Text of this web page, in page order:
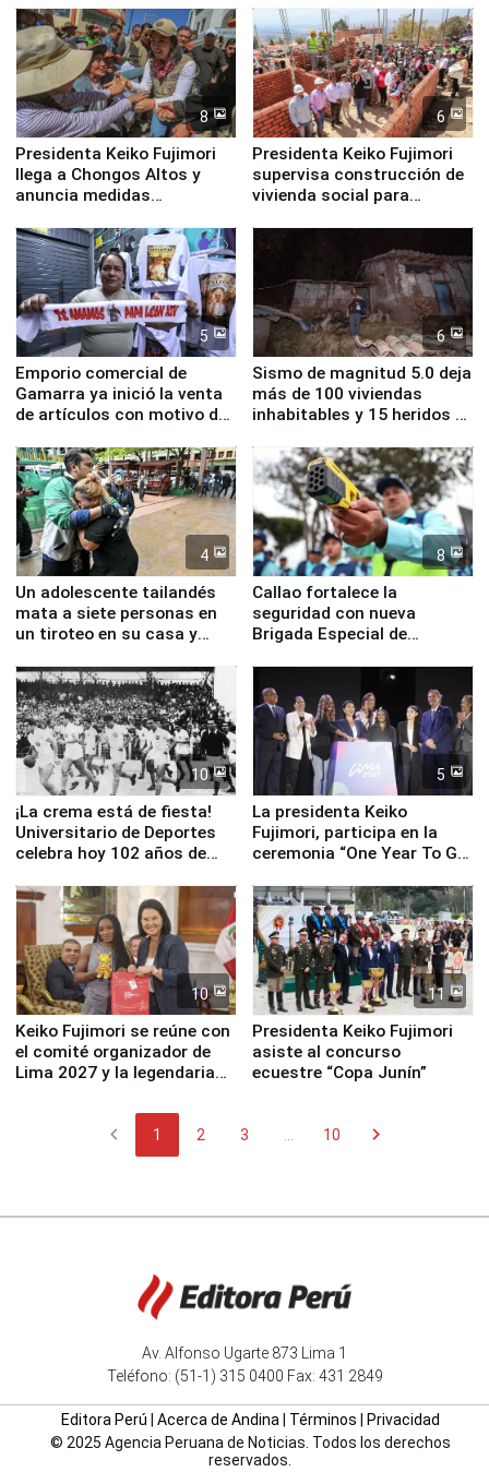
8
Presidenta Keiko Fujimori
llega a Chongos Altos y
anuncia medidas
educación, salud y empleo
6
Presidenta Keiko Fujimori
supervisa construcción de
vivienda social para
5
Emporio comercial de
Gamarra ya inició la venta
de artículos con motivo de
6
Sismo de magnitud 5.0 deja
más de 100 viviendas
inhabitables y 15 heridos en
4
Un adolescente tailandés
mata a siete personas en
un tiroteo en su casa y
8
Callao fortalece la
seguridad con nueva
Brigada Especial de
equipamiento para
Serenazgo
10
¡La crema está de fiesta!
Universitario de Deportes
celebra hoy 102 años de
5
La presidenta Keiko
Fujimori, participa en la
ceremonia “One Year To Go
10
Keiko Fujimori se reúne con
el comité organizador de
Lima 2027 y la legendaria
11
Presidenta Keiko Fujimori
asiste al concurso
ecuestre “Copa Junín”
chevron_left 1 2 3 10 chevron_right
Av. Alfonso Ugarte 873 Lima 1
Teléfono: (51-1) 315 0400 Fax: 431 2849
Editora Perú | Acerca de Andina | Términos | Privacidad
© 2025 Agencia Peruana de Noticias. Todos los derechos
reservados.